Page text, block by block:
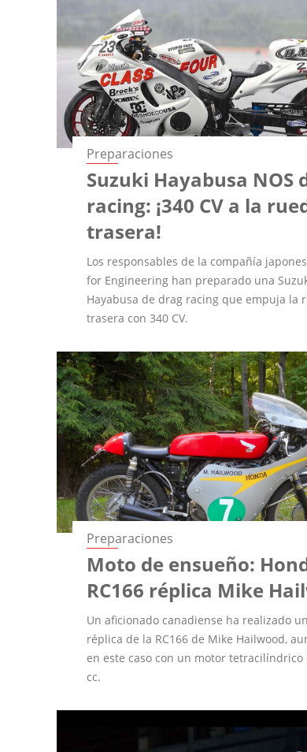
Preparaciones
Suzuki Hayabusa NOS
racing: ¡340 CV a la
trasera!
Los responsables de la compañía
for Engineering han preparado una
Hayabusa de drag racing que empuja la
trasera con 340 CV.
Preparaciones
Moto de ensueño:
RC166 réplica Mike
Un aficionado canadiense ha realizado
réplica de la RC166 de Mike Hailwood,
en este caso con un motor tetracilíndrico
cc.